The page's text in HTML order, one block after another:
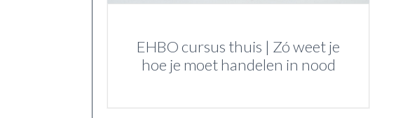
EHBO cursus thuis | Zó weet je
hoe je moet handelen in nood